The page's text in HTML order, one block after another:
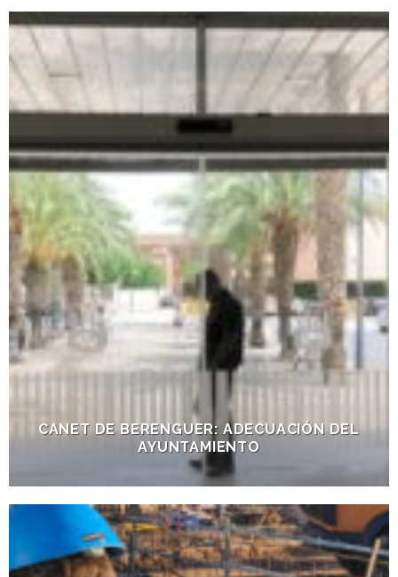
CANET DE BERENGUER: ADECUACIÓN DEL
AYUNTAMIENTO